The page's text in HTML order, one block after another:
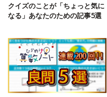
クイズのことが「ちょっと気に
なる」あなたのための記事5選